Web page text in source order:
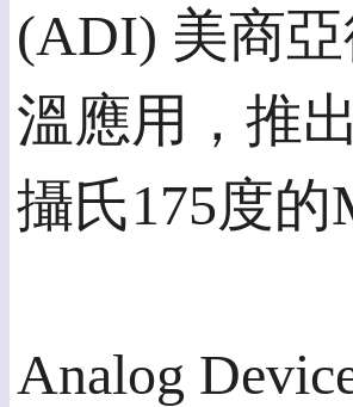
(ADI) 美商
溫應用，推
攝氏175度
Analog